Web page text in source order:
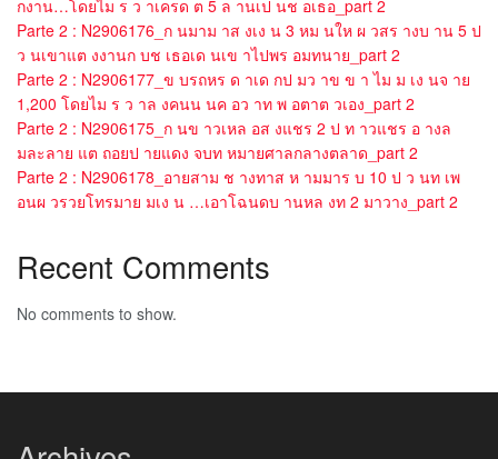
กงาน…โดยไม ร ว าเครด ต 5 ล านเป นช อเธอ_part 2
Parte 2 : N2906176_ก นมาม าส งเง น 3 หม นให ผ วสร างบ าน 5 ป
ว นเขาแต งงานก บช เธอเด นเข าไปพร อมทนาย_part 2
Parte 2 : N2906177_ข บรถหร ด าเด กป มว าข ข า ไม ม เง นจ าย
1,200 โดยไม ร ว าล งคนน นค อว าท พ อตาต วเอง_part 2
Parte 2 : N2906175_ก นข าวเหล อส งแชร 2 ป ท าวแชร อ างล
มละลาย แต ถอยป ายแดง จบท หมายศาลกลางตลาด_part 2
Parte 2 : N2906178_อายสาม ช างทาส ห ามมาร บ 10 ป ว นท เพ
อนผ วรวยโทรมาย มเง น …เอาโฉนดบ านหล งท 2 มาวาง_part 2
Recent Comments
No comments to show.